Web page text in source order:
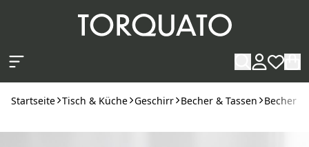
Startseite Tisch & Küche Geschirr Becher & Tassen Becher